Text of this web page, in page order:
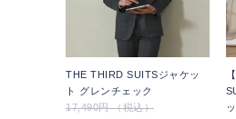
THE THIRD SUITSジャケッ
ト グレンチェック
17,490円 （税込）